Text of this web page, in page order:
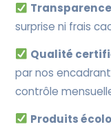
Transparence
surprise ni frais
Qualité
par nos
contrôle
Produits